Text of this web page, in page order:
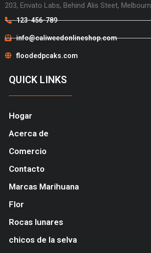
203, Envato Labs, Behind Alis Steet,
123-456-789
info@caliweedonlineshop.com
floodedpcaks.com
QUICK LINKS
Hogar
Acerca de
Comercio
Contacto
Marcas Marihuana
Flor
Rocas lunares
chicos de la selva